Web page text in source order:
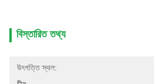
বিস্তারিত তথ্য
উৎপত্তি স্থল: